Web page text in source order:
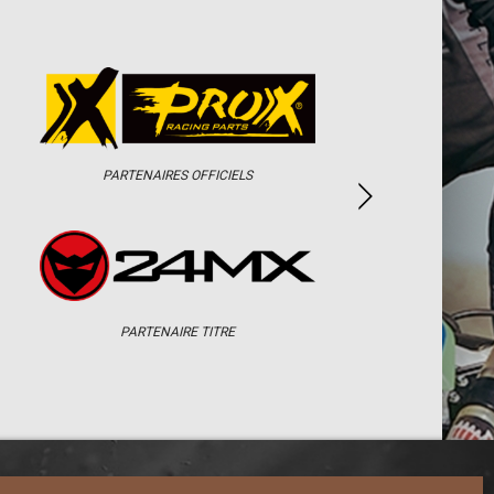
PARTENAIRES OFFICIELS
PARTENAIRE TITRE